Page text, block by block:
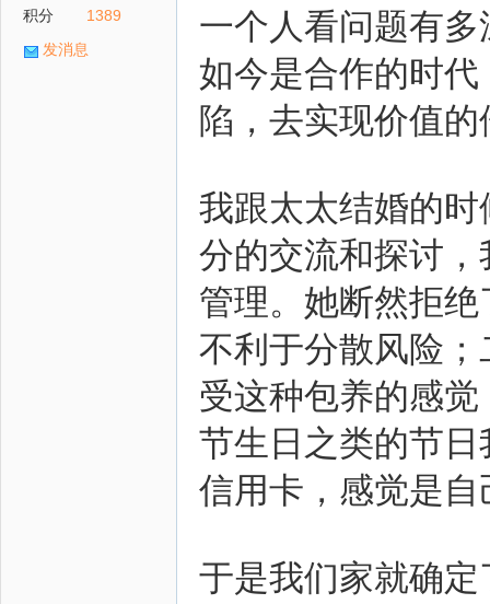
积分
1389
发消息
一个人看问题有
如今是合作的时
陷，去实现价值
我跟太太结婚的
分的交流和探讨
管理。她断然拒
不利于分散风险
受这种包养的感
节生日之类的节
信用卡，感觉是
于是我们家就确